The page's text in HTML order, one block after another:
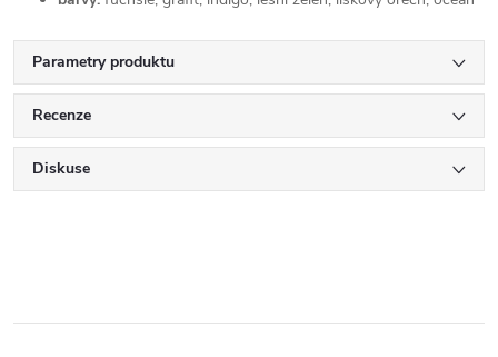
Parametry produktu
Recenze
Diskuse